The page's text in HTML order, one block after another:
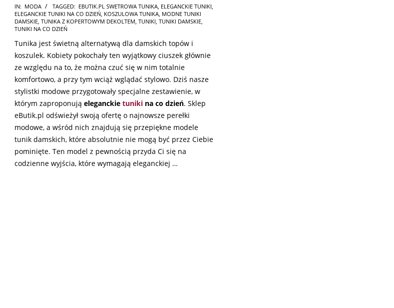
2024-
11-
13
IN: MODA TAGGED: EBUTIK.PL SWETROWA TUNIKA, ELEGANCKIE TUNIKI,
ELEGANCKIE TUNIKI NA CO DZIEŃ, KOSZULOWA TUNIKA, MODNE TUNIKI
DAMSKIE, TUNIKA Z KOPERTOWYM DEKOLTEM, TUNIKI, TUNIKI DAMSKIE,
TUNIKI NA CO DZIEŃ
Tunika jest świetną alternatywą dla damskich topów i
koszulek. Kobiety pokochały ten wyjątkowy ciuszek głównie
ze względu na to, że można czuć się w nim totalnie
komfortowo, a przy tym wciąż wglądać stylowo. Dziś nasze
stylistki modowe przygotowały specjalne zestawienie, w
którym zaproponują eleganckie tuniki na co dzień. Sklep
eButik.pl odświeżył swoją ofertę o najnowsze perełki
modowe, a wśród nich znajdują się przepiękne modele
tunik damskich, które absolutnie nie mogą być przez Ciebie
pominięte. Ten model z pewnością przyda Ci się na
codzienne wyjścia, które wymagają eleganckiej …